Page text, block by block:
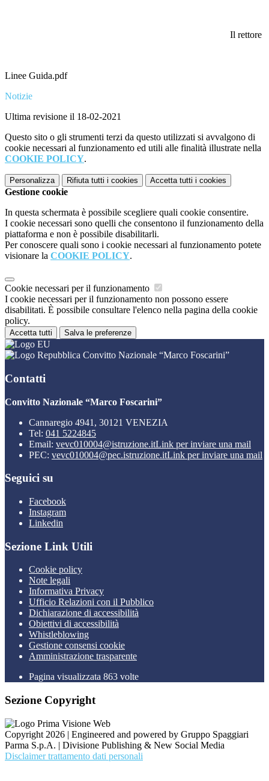
Il rettore
Linee Guida.pdf
Notizie
Ultima revisione il 18-02-2021
Questo sito o gli strumenti terzi da questo utilizzati si avvalgono di
cookie necessari al funzionamento ed utili alle finalità illustrate nella
COOKIE POLICY.
Personalizza Rifiuta tutti i cookies Accetta tutti i cookies
Gestione cookie
In questa schermata è possibile scegliere quali cookie consentire.
I cookie necessari sono quelli che consentono il funzionamento della
piattaforma e non è possibile disabilitarli.
Per conoscere quali sono i cookie necessari al funzionamento potete
visionare la COOKIE POLICY.
Cookie necessari per il funzionamento
I cookie necessari per il funzionamento non possono essere
disabilitati. È possibile consultare l'elenco nella pagina della cookie
policy.
Accetta tutti Salva le preferenze
Convitto Nazionale “Marco Foscarini”
Contatti
Convitto Nazionale “Marco Foscarini”
Cannaregio 4941, 30121 VENEZIA
Tel: 041 5224845
Email: vevc010004@istruzione.itLink per inviare una mail
PEC: vevc010004@pec.istruzione.itLink per inviare una mail
Seguici su
Facebook
Instagram
Linkedin
Sezione Link Utili
Cookie policy
Note legali
Informativa Privacy
Ufficio Relazioni con il Pubblico
Dichiarazione di accessibilità
Obiettivi di accessibilità
Whistleblowing
Gestione consensi cookie
Amministrazione trasparente
Pagina visualizzata 863 volte
Sezione Copyright
Copyright 2026 | Engineered and powered by Gruppo Spaggiari
Parma S.p.A. | Divisione Publishing & New Social Media
Disclaimer trattamento dati personali